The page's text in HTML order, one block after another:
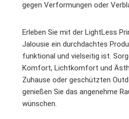
gegen Verformungen oder
Erleben Sie mit der LightLess
Jalousie ein durchdachtes
funktional und vielseitig ist.
Komfort, Lichtkomfort und
Zuhause oder geschützten
genießen Sie das angenehme
wünschen.